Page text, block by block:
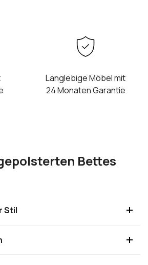
Langlebige Möbel mit
24 Monaten Garantie
Bettes
Stil